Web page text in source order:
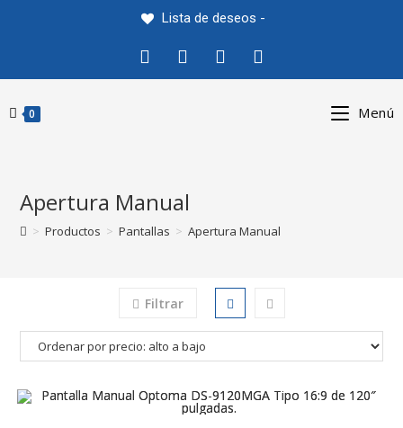
Lista de deseos -
0 Menú
Apertura Manual
> Productos > Pantallas > Apertura Manual
Filtrar